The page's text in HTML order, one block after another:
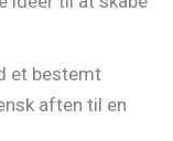
et bestemt
aften til en